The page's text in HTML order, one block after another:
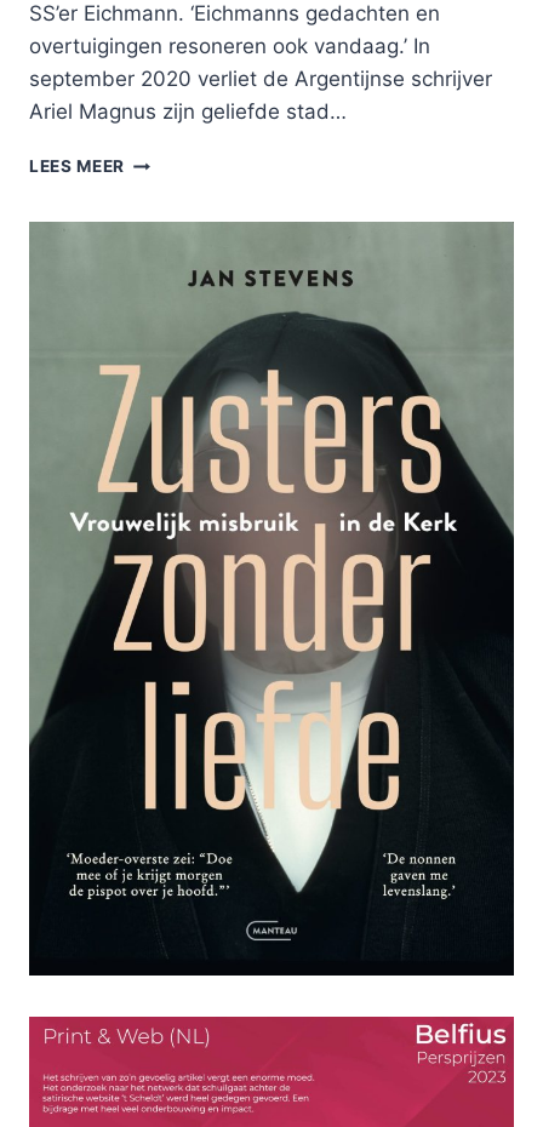
SS’er Eichmann. ‘Eichmanns gedachten en
overtuigingen resoneren ook vandaag.’ In
september 2020 verliet de Argentijnse schrijver
Ariel Magnus zijn geliefde stad…
LEES MEER ‘EICHMANN
WORDEN
GEËXECUTEERD’